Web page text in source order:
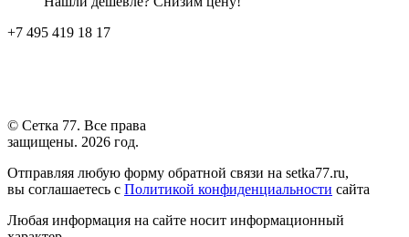
+7 495 419 18 17
© Сетка 77. Все права
защищены. 2026 год.
Отправляя любую форму обратной связи на setka77.ru,
вы соглашаетесь с Политикой конфиденциальности сайта
Любая информация на сайте носит информационный